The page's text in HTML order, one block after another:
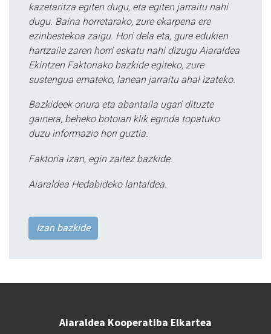
kazetaritza egiten dugu, eta egiten jarraitu nahi
dugu. Baina horretarako, zure ekarpena ere
ezinbestekoa zaigu. Hori dela eta, gure edukien
hartzaile zaren horri eskatu nahi dizugu Aiaraldea
Ekintzen Faktoriako bazkide egiteko, zure
sustengua emateko, lanean jarraitu ahal izateko.
Bazkideek onura eta abantaila ugari dituzte
gainera, beheko botoian klik eginda topatuko
duzu informazio hori guztia.
Faktoria izan, egin zaitez bazkide.
Aiaraldea Hedabideko lantaldea.
Izan bazkide
Aiaraldea Kooperatiba Elkartea